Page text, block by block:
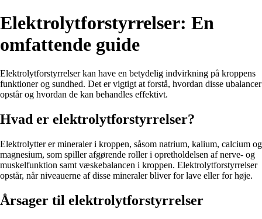
Elektrolytforstyrrelser: En
omfattende guide
Elektrolytforstyrrelser kan have en betydelig indvirkning på kroppens
funktioner og sundhed. Det er vigtigt at forstå, hvordan disse ubalancer
opstår og hvordan de kan behandles effektivt.
Hvad er elektrolytforstyrrelser?
Elektrolytter er mineraler i kroppen, såsom natrium, kalium, calcium og
magnesium, som spiller afgørende roller i opretholdelsen af nerve- og
muskelfunktion samt væskebalancen i kroppen. Elektrolytforstyrrelser
opstår, når niveauerne af disse mineraler bliver for lave eller for høje.
Årsager til elektrolytforstyrrelser